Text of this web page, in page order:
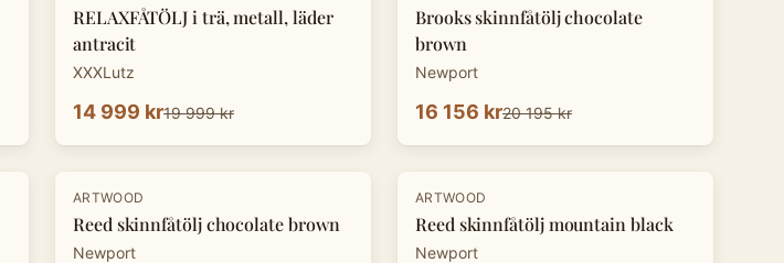
RELAXFÅTÖLJ i trä, metall, läder
antracit
XXXLutz
14 999 kr19 999 kr
Brooks skinnfåtölj chocolate
brown
Newport
16 156 kr20 195 kr
-20%
ARTWOOD
Reed skinnfåtölj chocolate brown
Newport
-20%
ARTWOOD
Reed skinnfåtölj mountain black
Newport